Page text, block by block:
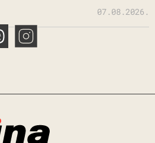
07.08.2026.